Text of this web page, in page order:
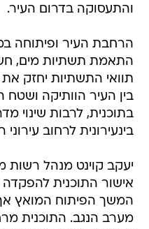
והתעסוקה בדרום העיר.
הרחבת העיר ופיתוחה
התאמת תשתיות מים,
תוואי התשתיות יחזק
בין העיר הוותיקה
בינעירונית לרחוב עירוני
יעקב קוינט מנהל רשות
אישור התוכנית להפקדה
המשך הפיתוח המואץ
מערב הנגב. התוכנית